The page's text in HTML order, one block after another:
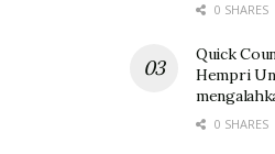
0 SHARES
Quick
Hempri
0 SHARES